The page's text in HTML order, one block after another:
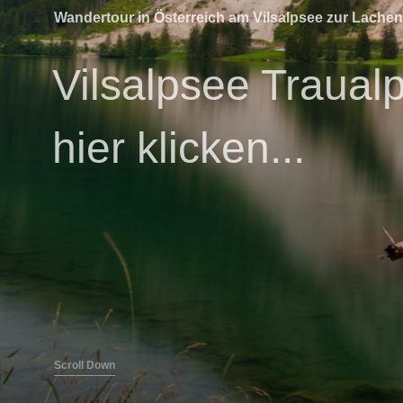
Wandertour in Österreich am Vilsalpsee zur
Vilsalpsee
hier klicken...
Scroll Down